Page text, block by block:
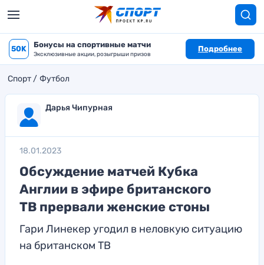
50K Бонусы на спортивные матчи
Эксклюзивные акции, розыгрыши призов
Подробнее
Спорт Футбол
Дарья Чипурная
18.01.2023
Обсуждение матчей Кубка
Англии в эфире британского
ТВ прервали женские стоны
Гари Линекер угодил в неловкую ситуацию
на британском ТВ